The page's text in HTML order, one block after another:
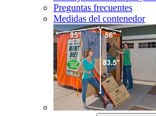
Preguntas frecuentes
Medidas del contenedor